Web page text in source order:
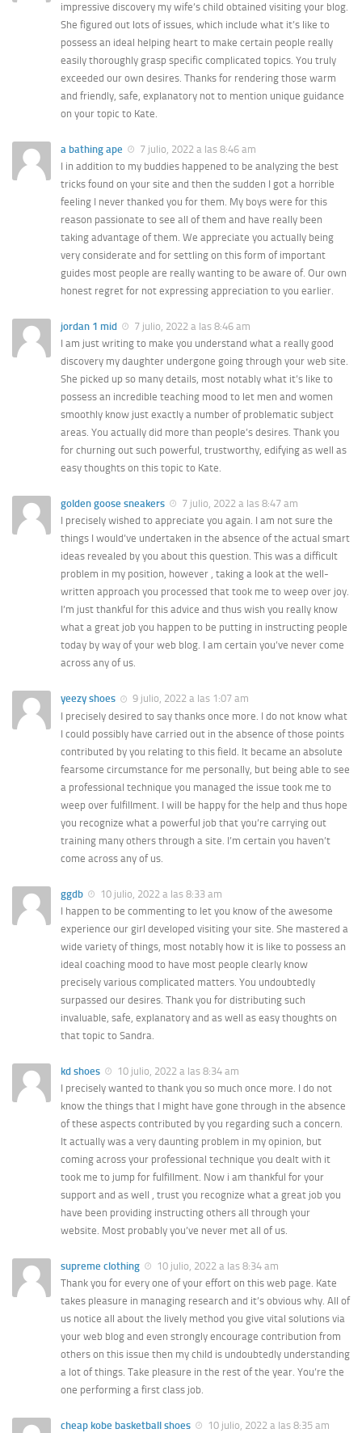
impressive discovery my wife’s child obtained visiting your blog.
She figured out lots of issues, which include what it’s like to
possess an ideal helping heart to make certain people really
easily thoroughly grasp specific complicated topics. You truly
exceeded our own desires. Thanks for rendering those warm
and friendly, safe, explanatory not to mention unique guidance
on your topic to Kate.
a bathing ape
7 julio, 2022 a las 8:46 am
I in addition to my buddies happened to be analyzing the best
tricks found on your site and then the sudden I got a horrible
feeling I never thanked you for them. My boys were for this
reason passionate to see all of them and have really been
taking advantage of them. We appreciate you actually being
very considerate and for settling on this form of important
guides most people are really wanting to be aware of. Our own
honest regret for not expressing appreciation to you earlier.
jordan 1 mid
7 julio, 2022 a las 8:46 am
I am just writing to make you understand what a really good
discovery my daughter undergone going through your web site.
She picked up so many details, most notably what it’s like to
possess an incredible teaching mood to let men and women
smoothly know just exactly a number of problematic subject
areas. You actually did more than people’s desires. Thank you
for churning out such powerful, trustworthy, edifying as well as
easy thoughts on this topic to Kate.
golden goose sneakers
7 julio, 2022 a las 8:47 am
I precisely wished to appreciate you again. I am not sure the
things I would’ve undertaken in the absence of the actual smart
ideas revealed by you about this question. This was a difficult
problem in my position, however , taking a look at the well-
written approach you processed that took me to weep over joy.
I’m just thankful for this advice and thus wish you really know
what a great job you happen to be putting in instructing people
today by way of your web blog. I am certain you’ve never come
across any of us.
yeezy shoes
9 julio, 2022 a las 1:07 am
I precisely desired to say thanks once more. I do not know what
I could possibly have carried out in the absence of those points
contributed by you relating to this field. It became an absolute
fearsome circumstance for me personally, but being able to see
a professional technique you managed the issue took me to
weep over fulfillment. I will be happy for the help and thus hope
you recognize what a powerful job that you’re carrying out
training many others through a site. I’m certain you haven’t
come across any of us.
ggdb
10 julio, 2022 a las 8:33 am
I happen to be commenting to let you know of the awesome
experience our girl developed visiting your site. She mastered a
wide variety of things, most notably how it is like to possess an
ideal coaching mood to have most people clearly know
precisely various complicated matters. You undoubtedly
surpassed our desires. Thank you for distributing such
invaluable, safe, explanatory and as well as easy thoughts on
that topic to Sandra.
kd shoes
10 julio, 2022 a las 8:34 am
I precisely wanted to thank you so much once more. I do not
know the things that I might have gone through in the absence
of these aspects contributed by you regarding such a concern.
It actually was a very daunting problem in my opinion, but
coming across your professional technique you dealt with it
took me to jump for fulfillment. Now i am thankful for your
support and as well , trust you recognize what a great job you
have been providing instructing others all through your
website. Most probably you’ve never met all of us.
supreme clothing
10 julio, 2022 a las 8:34 am
Thank you for every one of your effort on this web page. Kate
takes pleasure in managing research and it’s obvious why. All of
us notice all about the lively method you give vital solutions via
your web blog and even strongly encourage contribution from
others on this issue then my child is undoubtedly understanding
a lot of things. Take pleasure in the rest of the year. You’re the
one performing a first class job.
cheap kobe basketball shoes
10 julio, 2022 a las 8:35 am